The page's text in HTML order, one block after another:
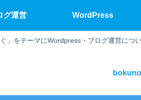
ぐ」をテーマにWordpress・ブログ運営につ
グ運営 WordPress